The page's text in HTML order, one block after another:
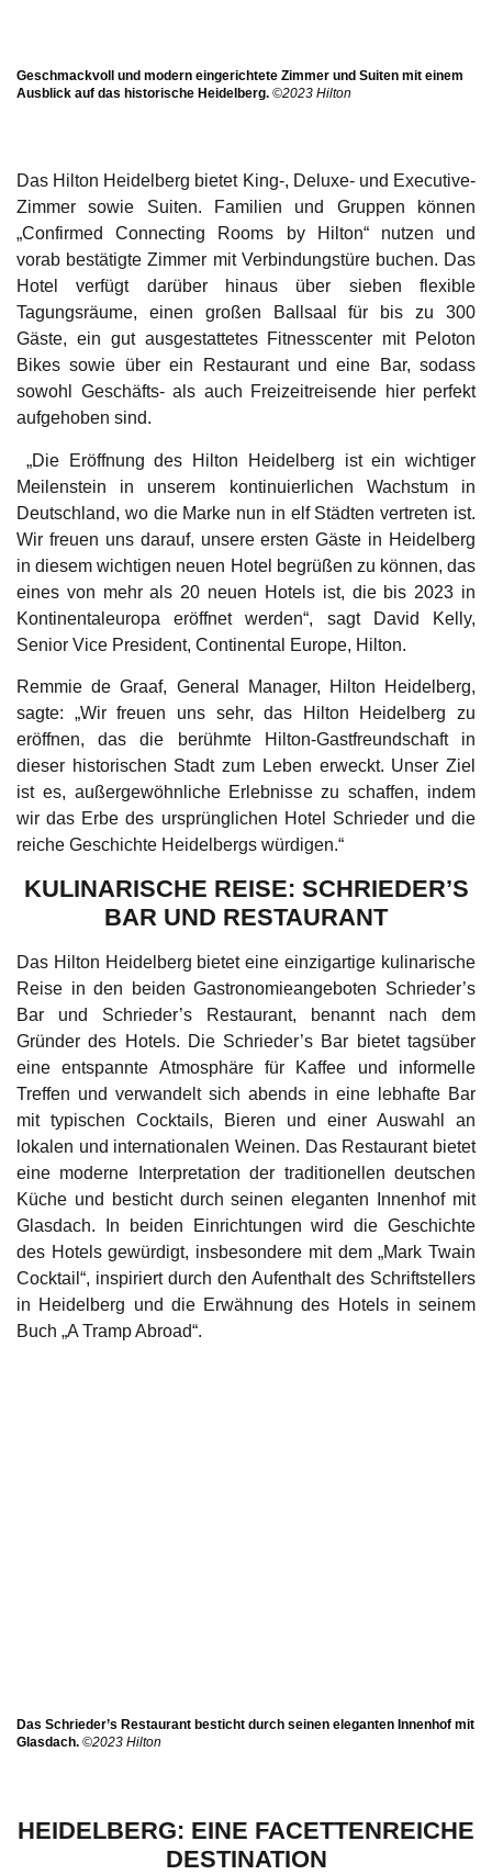
Geschmackvoll und modern eingerichtete Zimmer und Suiten mit einem
Ausblick auf das historische Heidelberg. ©2023 Hilton
Das Hilton Heidelberg bietet King-, Deluxe- und Executive-
Zimmer sowie Suiten. Familien und Gruppen können
„Confirmed Connecting Rooms by Hilton“ nutzen und
vorab bestätigte Zimmer mit Verbindungstüre buchen. Das
Hotel verfügt darüber hinaus über sieben flexible
Tagungsräume, einen großen Ballsaal für bis zu 300
Gäste, ein gut ausgestattetes Fitnesscenter mit Peloton
Bikes sowie über ein Restaurant und eine Bar, sodass
sowohl Geschäfts- als auch Freizeitreisende hier perfekt
aufgehoben sind.
„Die Eröffnung des Hilton Heidelberg ist ein wichtiger
Meilenstein in unserem kontinuierlichen Wachstum in
Deutschland, wo die Marke nun in elf Städten vertreten ist.
Wir freuen uns darauf, unsere ersten Gäste in Heidelberg
in diesem wichtigen neuen Hotel begrüßen zu können, das
eines von mehr als 20 neuen Hotels ist, die bis 2023 in
Kontinentaleuropa eröffnet werden“, sagt David Kelly,
Senior Vice President, Continental Europe, Hilton.
Remmie de Graaf, General Manager, Hilton Heidelberg,
sagte: „Wir freuen uns sehr, das Hilton Heidelberg zu
eröffnen, das die berühmte Hilton-Gastfreundschaft in
dieser historischen Stadt zum Leben erweckt. Unser Ziel
ist es, außergewöhnliche Erlebnisse zu schaffen, indem
wir das Erbe des ursprünglichen Hotel Schrieder und die
reiche Geschichte Heidelbergs würdigen.“
KULINARISCHE REISE: SCHRIEDER’S
BAR UND RESTAURANT
Das Hilton Heidelberg bietet eine einzigartige kulinarische
Reise in den beiden Gastronomieangeboten Schrieder’s
Bar und Schrieder’s Restaurant, benannt nach dem
Gründer des Hotels. Die Schrieder’s Bar bietet tagsüber
eine entspannte Atmosphäre für Kaffee und informelle
Treffen und verwandelt sich abends in eine lebhafte Bar
mit typischen Cocktails, Bieren und einer Auswahl an
lokalen und internationalen Weinen. Das Restaurant bietet
eine moderne Interpretation der traditionellen deutschen
Küche und besticht durch seinen eleganten Innenhof mit
Glasdach. In beiden Einrichtungen wird die Geschichte
des Hotels gewürdigt, insbesondere mit dem „Mark Twain
Cocktail“, inspiriert durch den Aufenthalt des Schriftstellers
in Heidelberg und die Erwähnung des Hotels in seinem
Buch „A Tramp Abroad“.
Das Schrieder’s Restaurant besticht durch seinen eleganten Innenhof mit
Glasdach. ©2023 Hilton
HEIDELBERG: EINE FACETTENREICHE
DESTINATION